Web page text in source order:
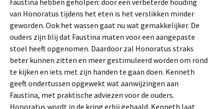
van Honoratus tijdens het eten is het verslikken minder
geworden. Ook het wassen gaat nu wat gemakkelijker. De
ouders zijn blij dat Faustina maten voor een aangepaste
stoel heeft opgenomen. Daardoor zal Honoratus straks
beter kunnen zitten en meer gestimuleerd worden om rond
te kijken en iets met zijn handen te gaan doen. Kenneth
geeft ondertussen opgewekt wat aanwijzingen aan
Faustina, met praktische adviezen voor de ouders.
Honoratus wordt in de kring erbij gehaald. Kenneth laat